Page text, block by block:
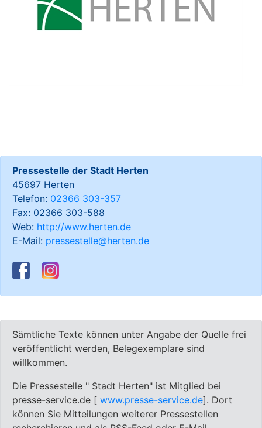
Pressestelle der Stadt Herten
45697 Herten
Telefon: 02366 303-357
Fax: 02366 303-588
Web: http://www.herten.de
E-Mail: pressestelle@herten.de
Sämtliche Texte können unter Angabe der Quelle frei
veröffentlicht werden, Belegexemplare sind
willkommen.
Die Pressestelle " Stadt Herten" ist Mitglied bei
presse-service.de [ www.presse-service.de]. Dort
können Sie Mitteilungen weiterer Pressestellen